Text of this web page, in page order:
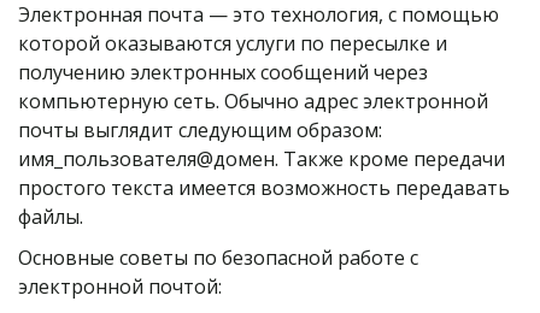
Электронная почта — это технология, с помощью
которой оказываются услуги по пересылке и
получению электронных сообщений через
компьютерную сеть. Обычно адрес электронной
почты выглядит следующим образом:
имя_пользователя@домен. Также кроме передачи
простого текста имеется возможность передавать
файлы.
Основные советы по безопасной работе с
электронной почтой: